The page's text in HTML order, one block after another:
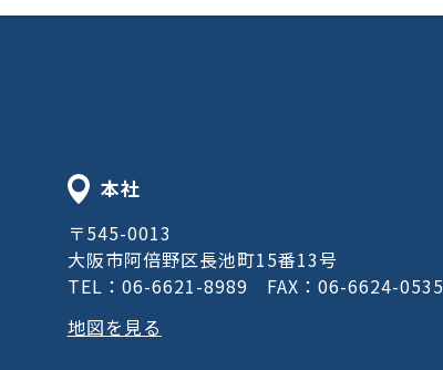
本社
〒545-0013
大阪市阿倍野区長池町15番13号
TEL：06-6621-8989 FAX：06-6624-0535
地図を見る